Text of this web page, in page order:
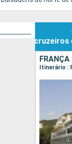
cruzeiros
FRANÇA
Itinerário :